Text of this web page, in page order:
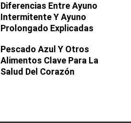
Diferencias Entre Ayuno
Intermitente Y Ayuno
Prolongado Explicadas
Pescado Azul Y Otros
Alimentos Clave Para La
Salud Del Corazón